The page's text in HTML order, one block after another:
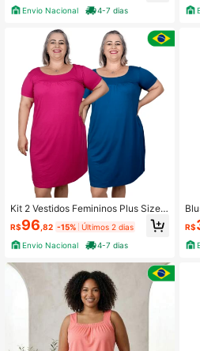
Envio Nacional
4-7 dias
Kit 2 Vestidos Femininos Plus Size
Midi Moda Evangélica Gospel
R$96 ,82 -15% Últimos 2 dias
Envio Nacional
4-7 dias
R$